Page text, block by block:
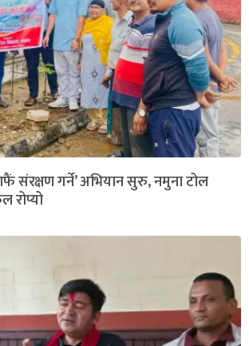
गर्ने’ अभियान सुरु, नमुना टोल
रोप्यो